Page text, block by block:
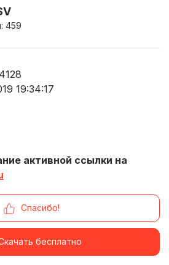
459
19:34:17
активной ссылки на
Спасибо!
бесплатно